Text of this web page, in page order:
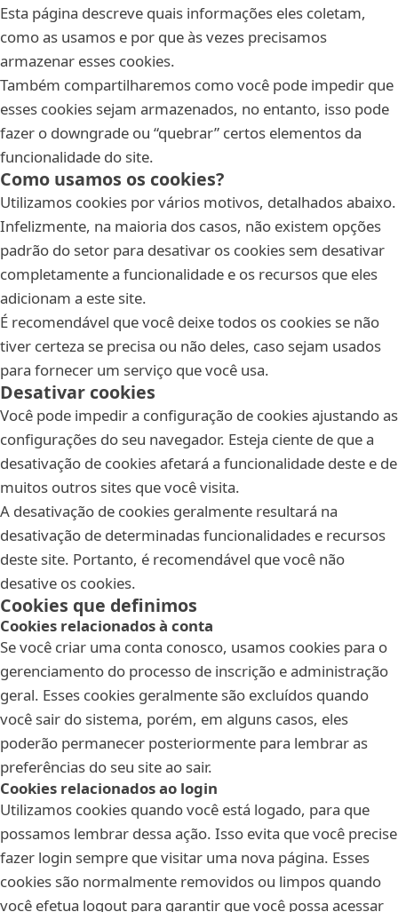
Esta página descreve quais informações eles coletam,
como as usamos e por que às vezes precisamos
armazenar esses cookies.
Também compartilharemos como você pode impedir que
esses cookies sejam armazenados, no entanto, isso pode
fazer o downgrade ou “quebrar” certos elementos da
funcionalidade do site.
Como usamos os cookies?
Utilizamos cookies por vários motivos, detalhados abaixo.
Infelizmente, na maioria dos casos, não existem opções
padrão do setor para desativar os cookies sem desativar
completamente a funcionalidade e os recursos que eles
adicionam a este site.
É recomendável que você deixe todos os cookies se não
tiver certeza se precisa ou não deles, caso sejam usados
para fornecer um serviço que você usa.
Desativar cookies
Você pode impedir a configuração de cookies ajustando as
configurações do seu navegador. Esteja ciente de que a
desativação de cookies afetará a funcionalidade deste e de
muitos outros sites que você visita.
A desativação de cookies geralmente resultará na
desativação de determinadas funcionalidades e recursos
deste site. Portanto, é recomendável que você não
desative os cookies.
Cookies que definimos
Cookies relacionados à conta
Se você criar uma conta conosco, usamos cookies para o
gerenciamento do processo de inscrição e administração
geral. Esses cookies geralmente são excluídos quando
você sair do sistema, porém, em alguns casos, eles
poderão permanecer posteriormente para lembrar as
preferências do seu site ao sair.
Cookies relacionados ao login
Utilizamos cookies quando você está logado, para que
possamos lembrar dessa ação. Isso evita que você precise
fazer login sempre que visitar uma nova página. Esses
cookies são normalmente removidos ou limpos quando
você efetua logout para garantir que você possa acessar